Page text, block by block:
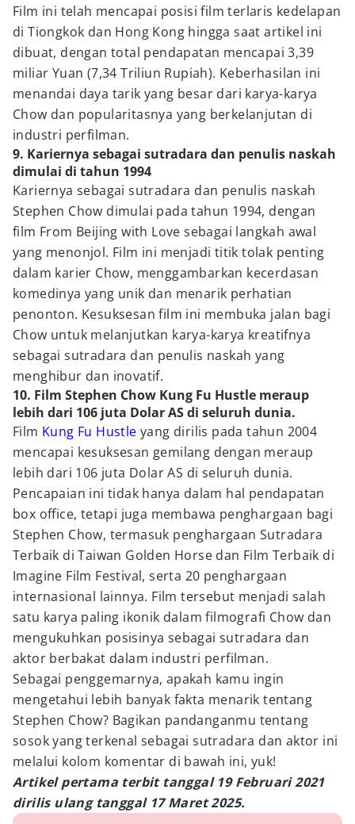
Film ini telah mencapai posisi film terlaris kedelapan
di Tiongkok dan Hong Kong hingga saat artikel ini
dibuat, dengan total pendapatan mencapai 3,39
miliar Yuan (7,34 Triliun Rupiah). Keberhasilan ini
menandai daya tarik yang besar dari karya-karya
Chow dan popularitasnya yang berkelanjutan di
industri perfilman.
9. Kariernya sebagai sutradara dan penulis naskah
dimulai di tahun 1994
Kariernya sebagai sutradara dan penulis naskah
Stephen Chow dimulai pada tahun 1994, dengan
film From Beijing with Love sebagai langkah awal
yang menonjol. Film ini menjadi titik tolak penting
dalam karier Chow, menggambarkan kecerdasan
komedinya yang unik dan menarik perhatian
penonton. Kesuksesan film ini membuka jalan bagi
Chow untuk melanjutkan karya-karya kreatifnya
sebagai sutradara dan penulis naskah yang
menghibur dan inovatif.
10. Film Stephen Chow Kung Fu Hustle meraup
lebih dari 106 juta Dolar AS di seluruh dunia.
Film Kung Fu Hustle yang dirilis pada tahun 2004
mencapai kesuksesan gemilang dengan meraup
lebih dari 106 juta Dolar AS di seluruh dunia.
Pencapaian ini tidak hanya dalam hal pendapatan
box office, tetapi juga membawa penghargaan bagi
Stephen Chow, termasuk penghargaan Sutradara
Terbaik di Taiwan Golden Horse dan Film Terbaik di
Imagine Film Festival, serta 20 penghargaan
internasional lainnya. Film tersebut menjadi salah
satu karya paling ikonik dalam filmografi Chow dan
mengukuhkan posisinya sebagai sutradara dan
aktor berbakat dalam industri perfilman.
Sebagai penggemarnya, apakah kamu ingin
mengetahui lebih banyak fakta menarik tentang
Stephen Chow? Bagikan pandanganmu tentang
sosok yang terkenal sebagai sutradara dan aktor ini
melalui kolom komentar di bawah ini, yuk!
Artikel pertama terbit tanggal 19 Februari 2021
dirilis ulang tanggal 17 Maret 2025.